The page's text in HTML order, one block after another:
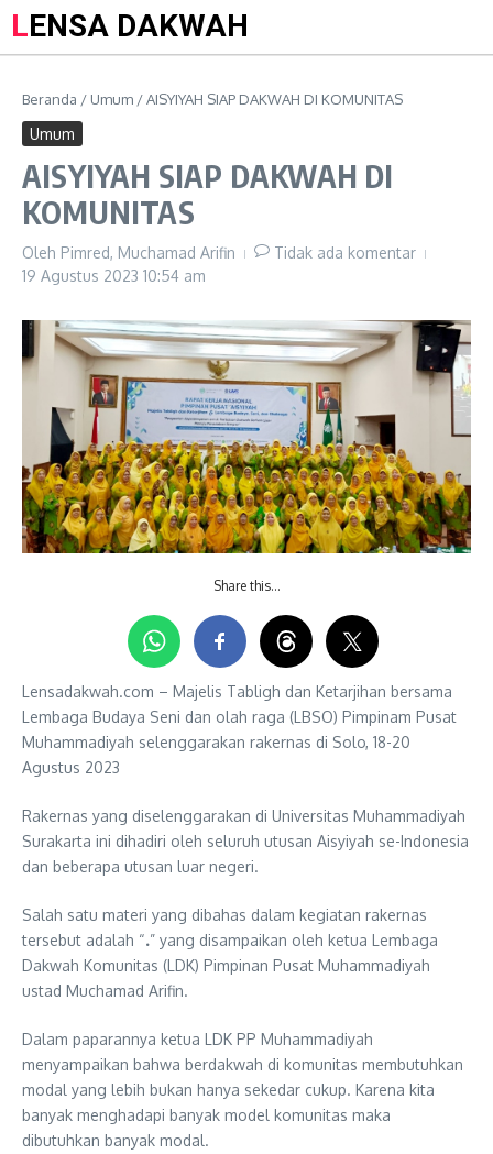
LENSA DAKWAH
Beranda / Umum /AISYIYAH SIAP DAKWAH DI KOMUNITAS
Umum
AISYIYAH SIAP DAKWAH DI
KOMUNITAS
Oleh Pimred, Muchamad Arifin
Tidak ada komentar
19 Agustus 2023 10:54 am
Share this…
Lensadakwah.com – Majelis Tabligh dan Ketarjihan bersama
Lembaga Budaya Seni dan olah raga (LBSO) Pimpinam Pusat
Muhammadiyah selenggarakan rakernas di Solo, 18-20
Agustus 2023
Rakernas yang diselenggarakan di Universitas Muhammadiyah
Surakarta ini dihadiri oleh seluruh utusan Aisyiyah se-Indonesia
dan beberapa utusan luar negeri.
Salah satu materi yang dibahas dalam kegiatan rakernas
tersebut adalah “.” yang disampaikan oleh ketua Lembaga
Dakwah Komunitas (LDK) Pimpinan Pusat Muhammadiyah
ustad Muchamad Arifin.
Dalam paparannya ketua LDK PP Muhammadiyah
menyampaikan bahwa berdakwah di komunitas membutuhkan
modal yang lebih bukan hanya sekedar cukup. Karena kita
banyak menghadapi banyak model komunitas maka
dibutuhkan banyak modal.